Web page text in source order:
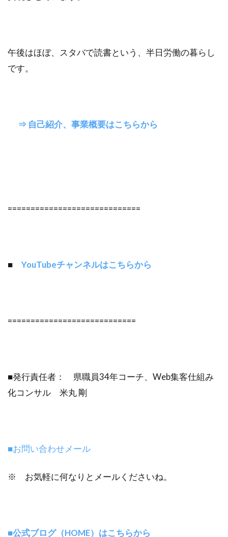
午後はほぼ、スタバで読書という、半日労働の暮らし
です。
⇒ 自己紹介、事業概要はこちらから
=============================
■YouTubeチャンネルはこちらから
============================
■発行責任者： 県職員34年コーチ、Web集客仕組み
化コンサル 米丸 剛
■お問い合わせメール
※ お気軽に何なりとメールくださいね。
■公式ブログ（HOME）はこちらから